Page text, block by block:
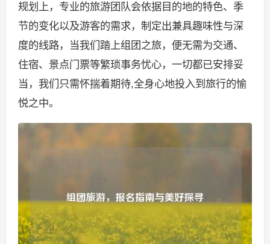
规划上，专业的旅游团队会依据目的地的特色、季
节的变化以及游客的需求，制定出兼具趣味性与深
度的线路，当我们踏上组团之旅，便无需为交通、
住宿、景点门票等繁琐事务忧心，一切都已安排妥
当，我们只需怀揣着期待,全身心地投入到旅行的愉
悦之中。